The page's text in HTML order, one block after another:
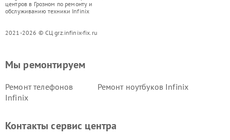
центров в Грозном по ремонту и
обслуживанию техники Infinix
2021-2026 © СЦ grz.infinix-fix.ru
Мы ремонтируем
Ремонт телефонов
Infinix
Ремонт ноутбуков Infinix
Контакты сервис центра